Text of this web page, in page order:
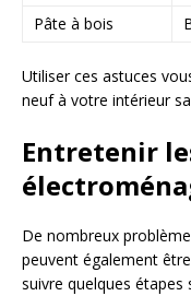
Pâte à bois
Utiliser ces astuces
neuf à votre intérieur
Entretenir
De nombreux
peuvent également
suivre quelques étapes